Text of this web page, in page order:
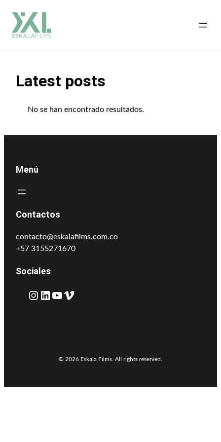
Latest posts
No se han encontrado resultados.
Menú
Contactos
contacto@eskalafilms.com.co
+57 3155271670
Sociales
Instagram LinkedIn YouTube Vimeo
© 2026 Eskala Films. All rights reserved.